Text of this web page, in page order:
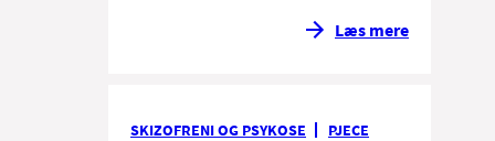
Læs mere
SKIZOFRENI OG PSYKOSE PJECE